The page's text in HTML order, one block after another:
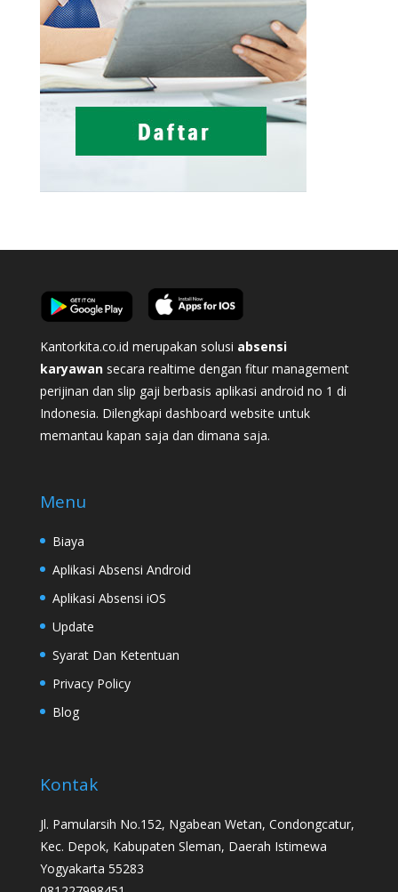
Kantorkita.co.id merupakan solusi absensi
karyawan secara realtime dengan fitur management
perijinan dan slip gaji berbasis aplikasi android no 1 di
Indonesia. Dilengkapi dashboard website untuk
memantau kapan saja dan dimana saja.
Menu
Biaya
Aplikasi Absensi Android
Aplikasi Absensi iOS
Update
Syarat Dan Ketentuan
Privacy Policy
Blog
Kontak
Jl. Pamularsih No.152, Ngabean Wetan, Condongcatur,
Kec. Depok, Kabupaten Sleman, Daerah Istimewa
Yogyakarta 55283